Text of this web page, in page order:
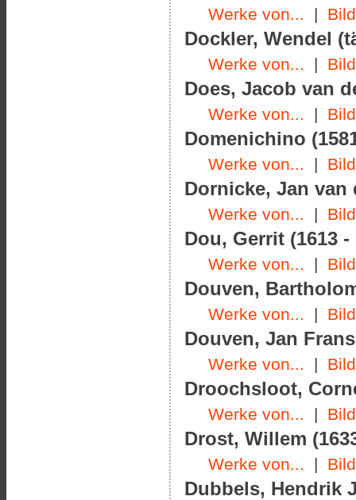
Werke von... |
Dockler, Wendel
Werke von... |
Does, Jacob van
Werke von... |
Domenichino
Werke von... |
Dornicke, Jan van
Werke von... |
Dou, Gerrit (1613 -
Werke von... |
Douven,
Werke von... |
Douven, Jan
Werke von... |
Droochsloot,
Werke von... |
Drost, Willem
Werke von... |
Dubbels, Hendrik